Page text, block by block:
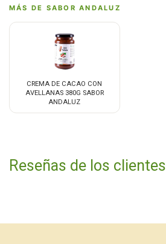
MÁS DE SABOR ANDALUZ
CREMA DE CACAO CON
AVELLANAS 380G SABOR
ANDALUZ
Reseñas de los clientes